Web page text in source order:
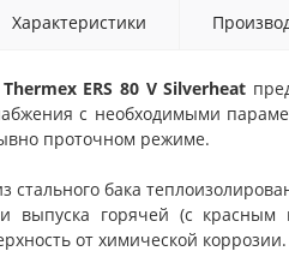
Характеристики
Thermex ERS 80 V Silverheat
с необходимыми
проточном режиме.
стального бака
выпуска горячей (с красным
от химической коррозии.